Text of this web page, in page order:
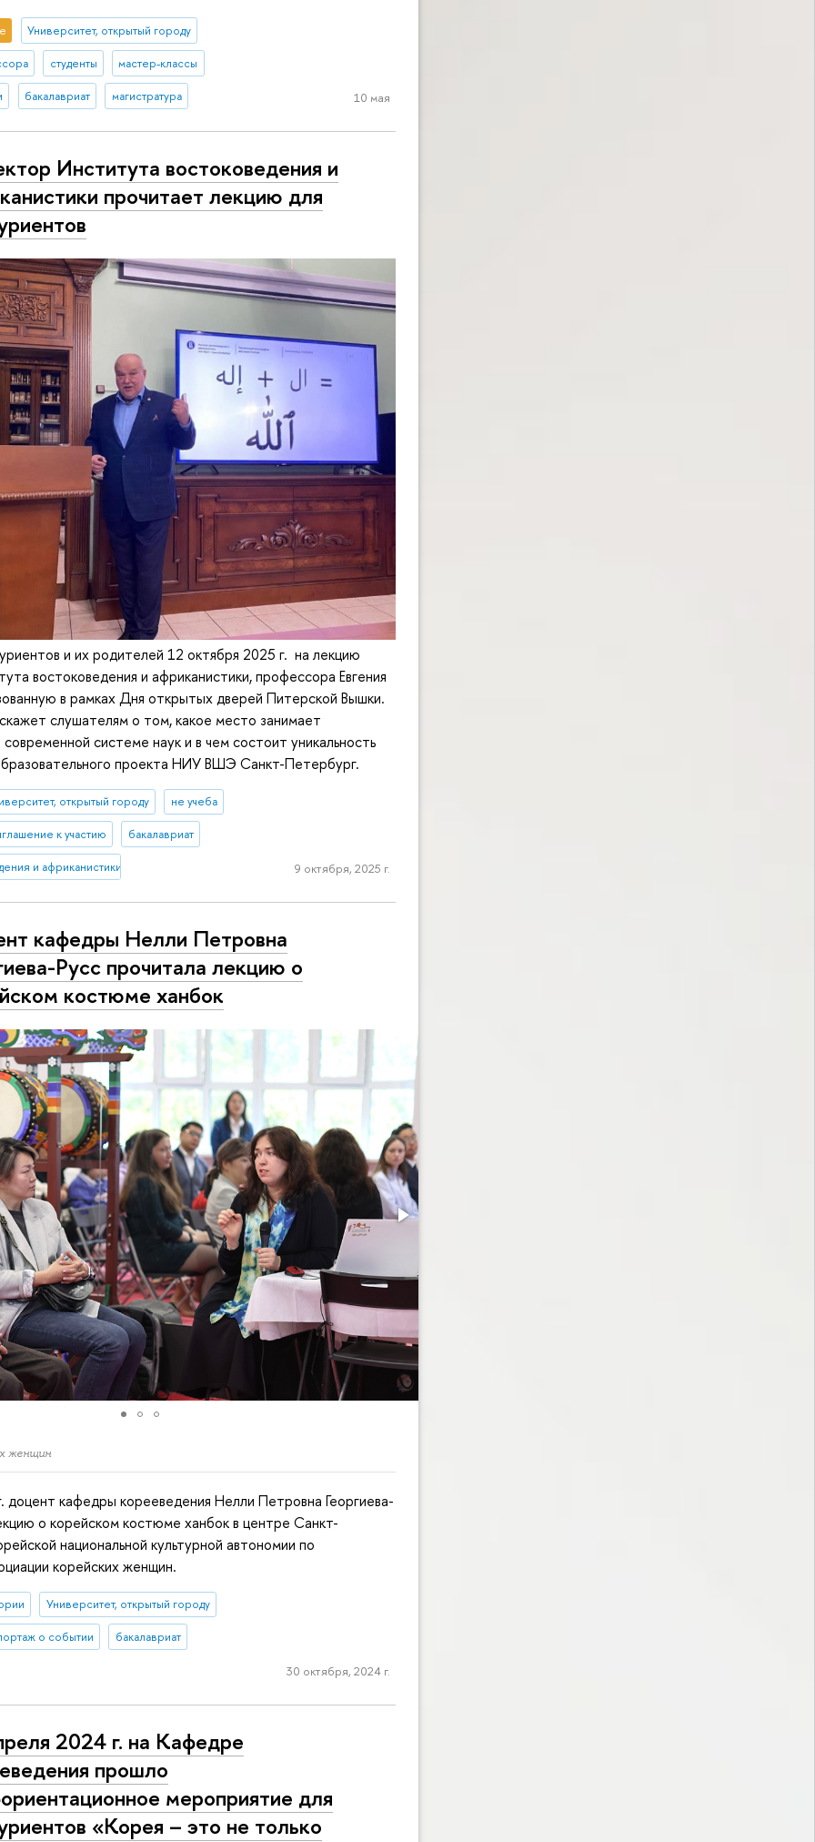
Университет, открытый городу
студенты мастер-классы
бакалавриат магистратура 10 мая
Института востоковедения и
прочитает лекцию для
и их родителей 12 октября 2025 г. на лекцию
востоковедения и африканистики, профессора Евгения
в рамках Дня открытых дверей Питерской Вышки.
слушателям о том, какое место занимает
системе наук и в чем состоит уникальность
проекта НИУ ВШЭ Санкт-Петербург.
открытый городу не учеба
к участию бакалавриат
и африканистики 9 октября, 2025 г.
кафедры Нелли Петровна
Русс прочитала лекцию о
костюме ханбок
женщин
доцент кафедры корееведения Нелли Петровна Георгиева-
о корейском костюме ханбок в центре Санкт-
национальной культурной автономии по
корейских женщин.
Университет, открытый городу
о событии бакалавриат
30 октября, 2024 г.
2024 г. на Кафедре
прошло
мероприятие для
«Корея – это не только